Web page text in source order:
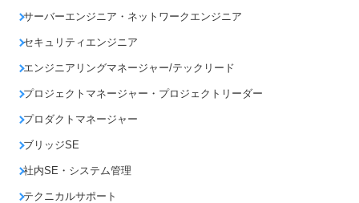
サーバーエンジニア・ネットワークエンジニア
セキュリティエンジニア
エンジニアリングマネージャー/テックリード
プロジェクトマネージャー・プロジェクトリーダー
プロダクトマネージャー
ブリッジSE
社内SE・システム管理
テクニカルサポート